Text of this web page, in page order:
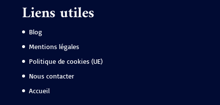
Liens utiles
Blog
Mentions légales
Politique de cookies (UE)
Nous contacter
Accueil